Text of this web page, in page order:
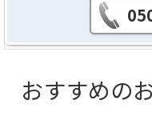
おすすめの